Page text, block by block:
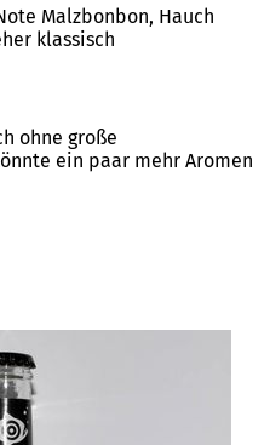
Malzbonbon, Hauch
klassisch
ohne große
ein paar mehr Aromen